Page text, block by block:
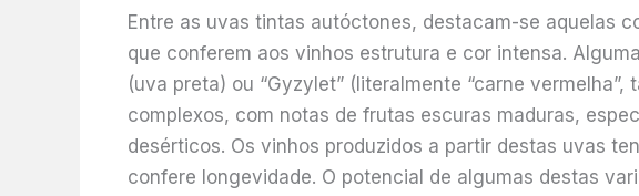
Entre as uvas tintas autóctones, destacam-se aquelas
que conferem aos vinhos estrutura e cor intensa.
(uva preta) ou “Gyzylet” (literalmente “carne
complexos, com notas de frutas escuras maduras,
desérticos. Os vinhos produzidos a partir destas uvas
confere longevidade. O potencial de algumas destas